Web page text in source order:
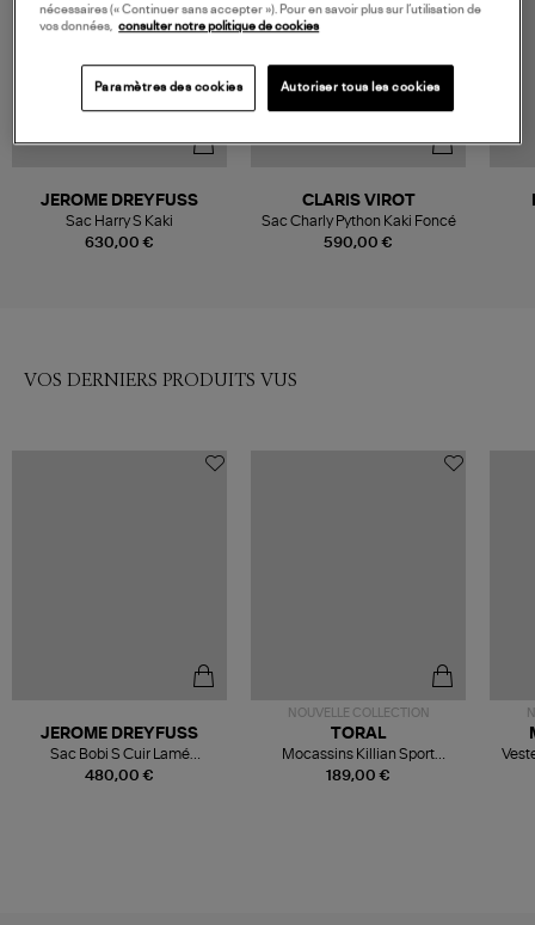
630,00 €
JEROME DREYFUSS
Sac Harry S Kaki
590,00 €
CLARIS VIROT
Sac Charly Python Kaki Foncé
VOS DERNIERS PRODUITS VUS
480,00 €
JEROME DREYFUSS
Sac Bobi S Cuir Lamé
Champagne
NOUVELLE COLLECTION
189,00 €
TORAL
Mocassins Killian Sport
Mousse
nécessaires (« Continuer sans accepter »). Pour en savoir plus sur l’utilisation de
vos données,
consulter notre politique de cookies
Paramètres des cookies Autoriser tous les cookies